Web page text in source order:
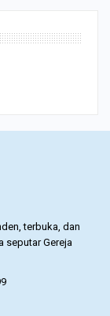
terbuka, dan
seputar Gereja